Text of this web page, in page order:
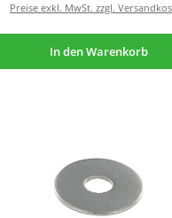
Preise exkl. MwSt. zzgl.
In den Warenkorb